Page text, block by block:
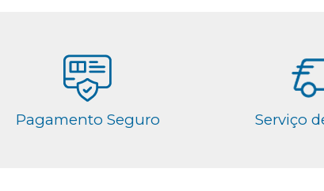
Pagamento Seguro Serviço